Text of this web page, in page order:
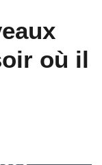
où il